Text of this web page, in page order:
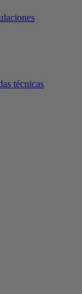
técnicas